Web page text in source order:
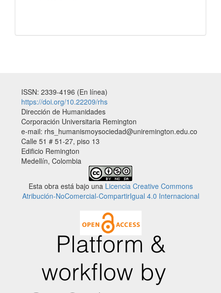
ISSN: 2339-4196 (En línea)
https://doi.org/10.22209/rhs
Dirección de Humanidades
Corporación Universitaria Remington
e-mail: rhs_humanismoysociedad@uniremington.edu.co
Calle 51 # 51-27, piso 13
Edificio Remington
Medellín, Colombia
Esta obra está bajo una Licencia Creative Commons
Atribución-NoComercial-CompartirIgual 4.0 Internacional